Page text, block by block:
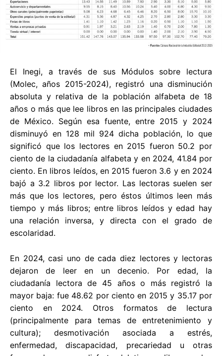
El Inegi, a través de sus Módulos sobre lectura
(Molec, años 2015-2024), registró una disminución
absoluta y relativa de la población alfabeta de 18
años o más que lee libros en las principales ciudades
de México. Según esa fuente, entre 2015 y 2024
disminuyó en 128 mil 924 dicha población, lo que
significó que los lectores en 2015 fueron 50.2 por
ciento de la ciudadanía alfabeta y en 2024, 41.84 por
ciento. En libros leídos, en 2015 fueron 3.6 y en 2024
bajó a 3.2 libros por lector. Las lectoras suelen ser
más que los lectores, pero éstos últimos leen más
tiempo y más libros; entre libros leídos y edad hay
una relación inversa, y directa con el grado de
escolaridad.
En 2024, casi uno de cada diez lectores y lectoras
dejaron de leer en un decenio. Por edad, la
ciudadanía lectora de 45 años o más registró la
mayor baja: fue 48.62 por ciento en 2015 y 35.17 por
ciento en 2024. Otros formatos de lectura
(principalmente para temas de entretenimiento y
cultura); desmotivación asociada a estrés,
enfermedad, discapacidad, precariedad u otras